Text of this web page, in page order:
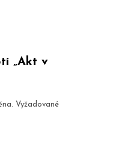
„Akt v
Vyžadované